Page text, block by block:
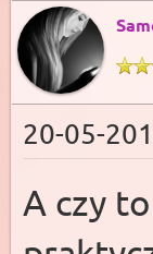
20-05-
A czy